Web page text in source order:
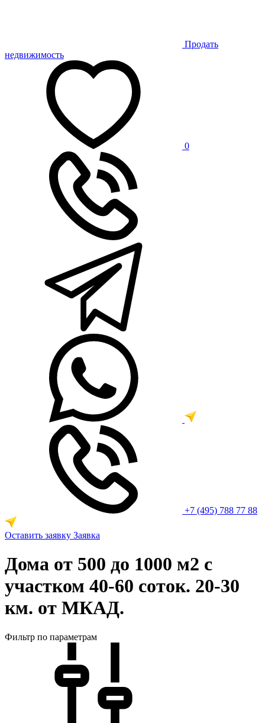
Продать
недвижимость
0
+7 (495) 788 77 88
Оставить заявку Заявка
Дома от 500 до 1000 м2 с
участком 40-60 соток. 20-30
км. от МКАД.
Фильтр по параметрам